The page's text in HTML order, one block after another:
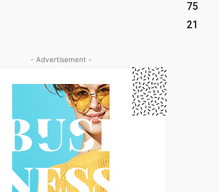
75
21
- Advertisement -